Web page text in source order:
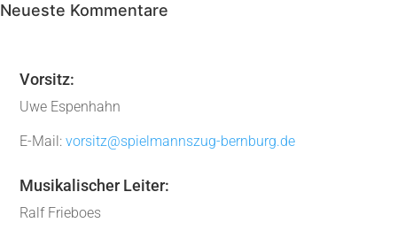
Neueste Kommentare
Vorsitz:
Uwe Espenhahn
E-Mail:vorsitz@spielmannszug-bernburg.de
Musikalischer Leiter:
Ralf Frieboes